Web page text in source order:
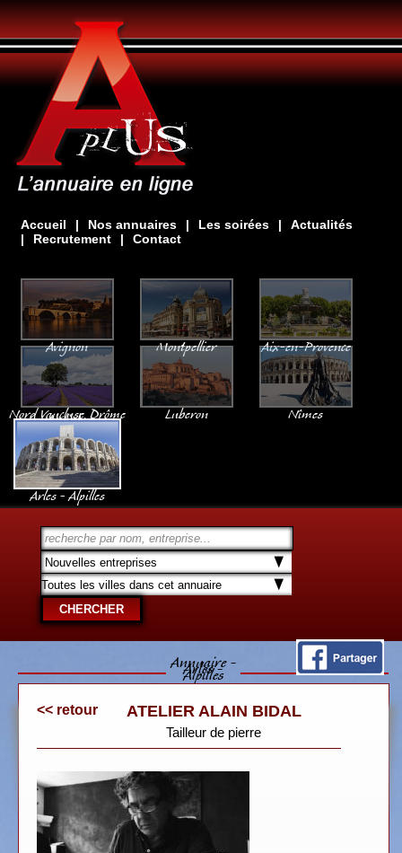
Accueil | Nos annuaires | Les soirées |
Actualités
|
Recrutement | Contact
Avignon Montpellier Aix-en-Provence
Nord Vaucluse, Drôme
Ardèche
Luberon Nîmes
Arles - Alpilles
Annuaire -
Arles -
Alpilles
<< retour ATELIER ALAIN BIDAL
Tailleur de pierre